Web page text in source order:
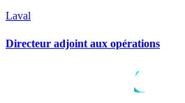
Laval
Directeur adjoint aux opérations